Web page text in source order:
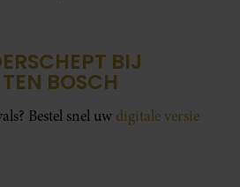
BIJ
BOSCH
Bestel snel uw digitale versie